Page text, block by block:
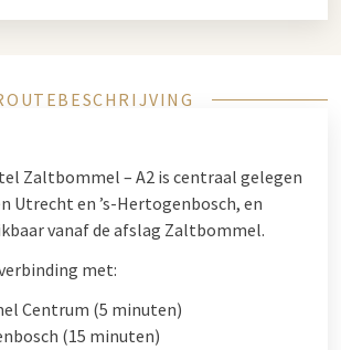
Zaltbommel – A2 is centraal gelegen
Utrecht en ’s-Hertogenbosch, en
vanaf de afslag Zaltbommel.
met:
Centrum (5 minuten)
(15 minuten)